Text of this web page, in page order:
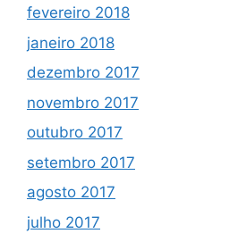
fevereiro 2018
janeiro 2018
dezembro 2017
novembro 2017
outubro 2017
setembro 2017
agosto 2017
julho 2017